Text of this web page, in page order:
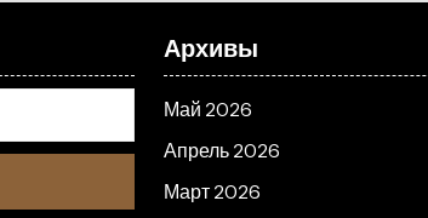
Архивы
Май 2026
Апрель 2026
Март 2026